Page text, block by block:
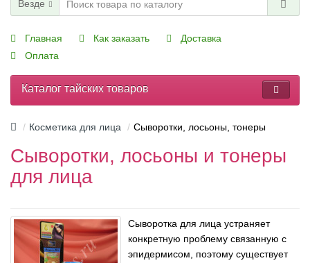
Везде
Главная Как заказать
Доставка
Оплата
Каталог тайских товаров
Косметика для лица Сыворотки, лосьоны, тонеры
Сыворотки, лосьоны и тонеры
для лица
Сыворотка для лица устраняет
конкретную проблему связанную с
эпидермисом, поэтому существует